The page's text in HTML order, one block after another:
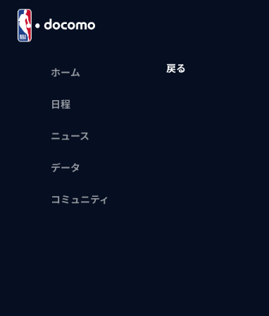
ホーム
日程
ニュース
データ
コミュニティ
戻る